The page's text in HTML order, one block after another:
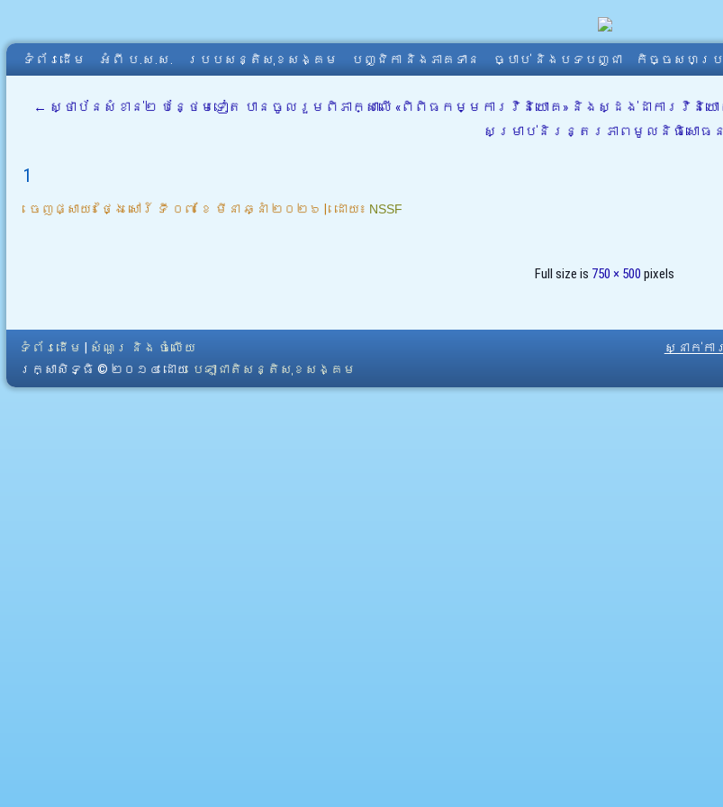
ទំព័រដើម អំពី​ ប.ស.ស. របបសន្តិសុខសង្គម បញ្ជិកា និងភាគទាន ច្បាប់ និងបទបញ្ជា កិច្ចសហប្រ
← ស្ថាប័នសំខាន់២ បន្ថែមទៀត បានចូលរួមពិភាក្សាលើ «ពិពិធកម្មការវិនិយោគ» និងស្ដង់ដាការវិនិ
សម្រាប់និរន្តរភាពមូលនិធិសោធន
1
ចេញផ្សាយ៖ ថ្ងៃ សៅរ៍ ទី ០៧ ខែ មីនា ឆ្នាំ ២០២៦ | ដោយ៖ NSSF
Full size is 750 × 500 pixels
ទំព័រដើម
សំណួរ និង ចំលើយ
រក្សាសិទ្ធិ © ២០១៤ ដោយ​ បេឡាជាតិសន្តិសុខសង្គម
ស្នាក់ក